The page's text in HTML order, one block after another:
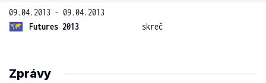
09.04.2013 - 09.04.2013
Futures 2013
skreč
Zprávy